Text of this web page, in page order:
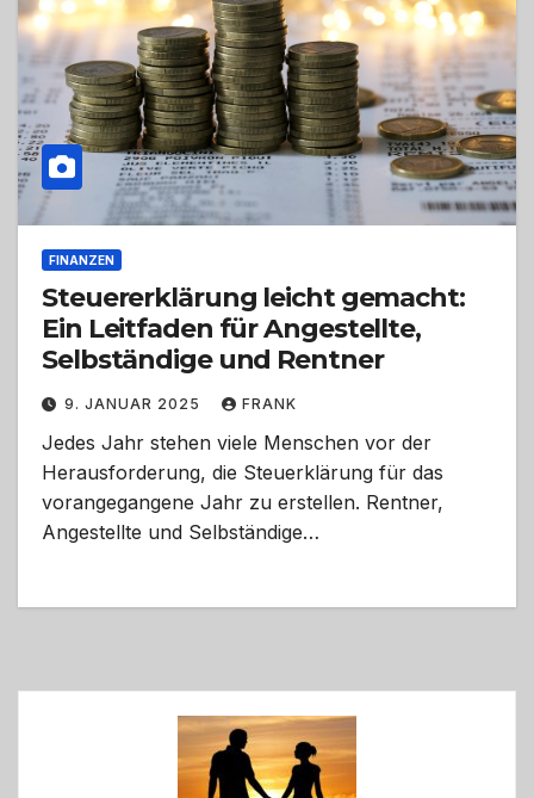
FINANZEN
Steuererklärung leicht gemacht:
Ein Leitfaden für Angestellte,
Selbständige und Rentner
9. JANUAR 2025 FRANK
Jedes Jahr stehen viele Menschen vor der
Herausforderung, die Steuerklärung für das
vorangegangene Jahr zu erstellen. Rentner,
Angestellte und Selbständige…